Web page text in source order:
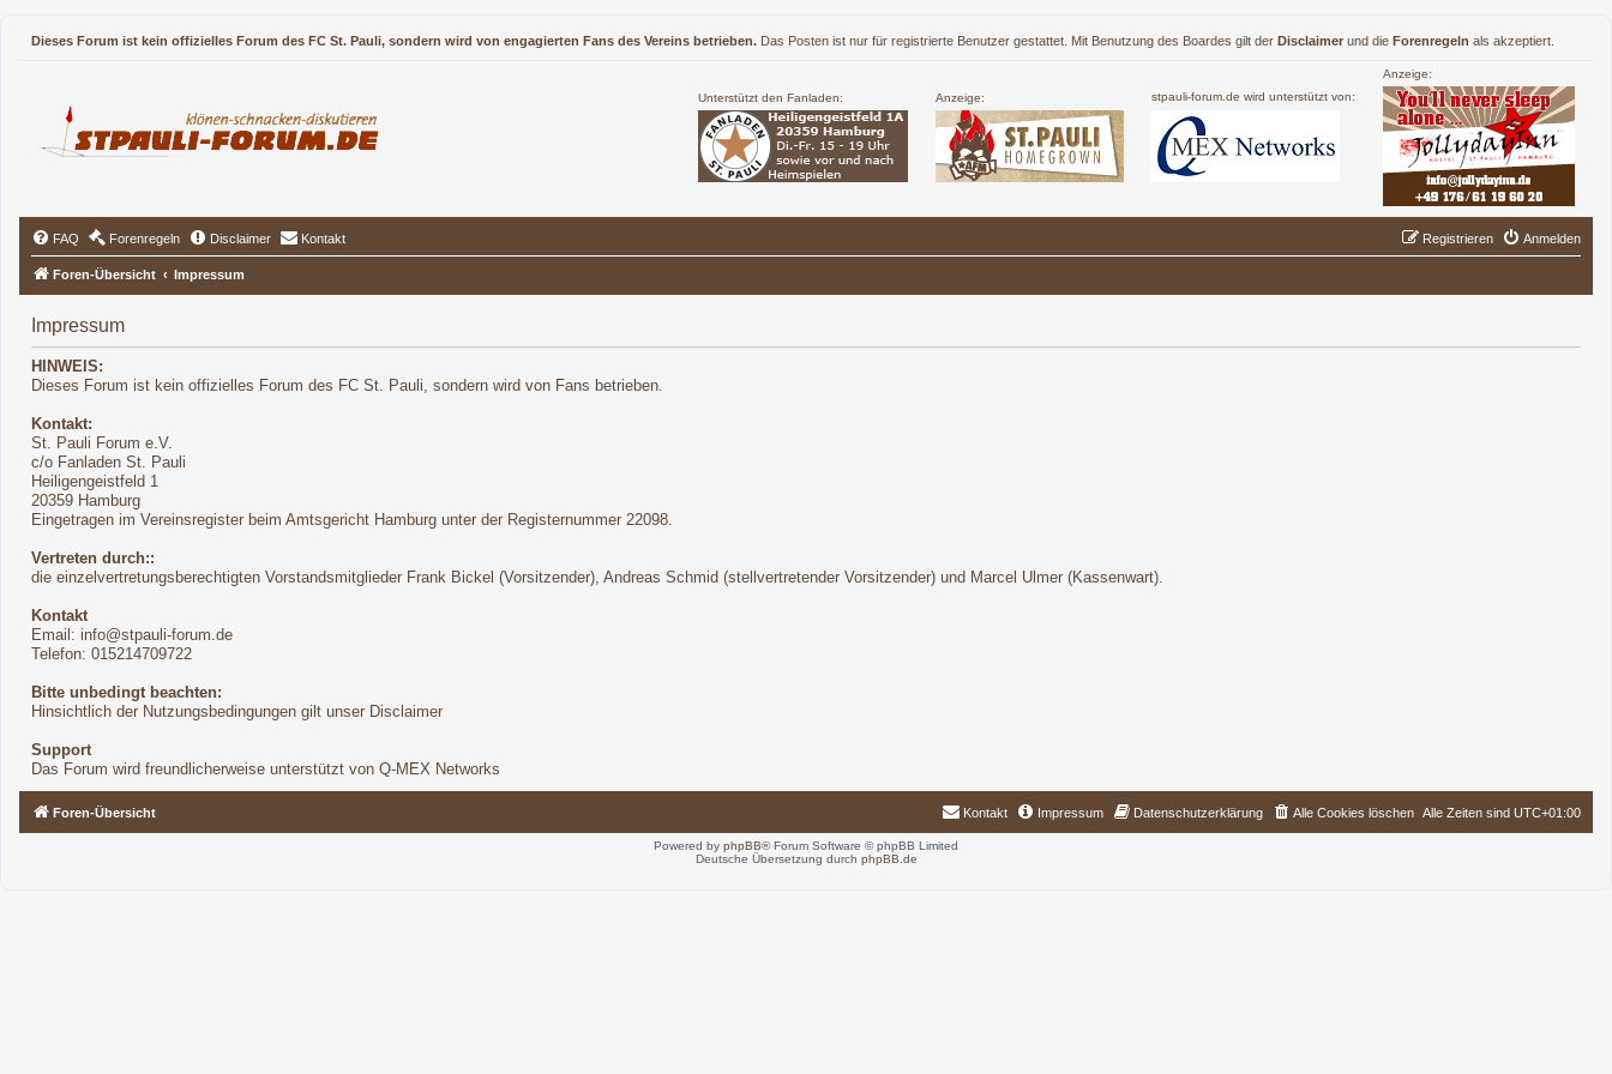
Dieses Forum ist kein offizielles Forum des FC St. Pauli, sondern wird von engagierten Fans des Vereins betrieben. Das Posten ist nur für registrierte Benutzer gestattet. Mit Benutzung des Boardes gilt der Disclaimer und die Forenregeln als akzeptiert.
Unterstützt den Fanladen: Anzeige: stpauli-forum.de wird unterstützt von:
Anzeige:
FAQ Forenregeln Disclaimer Kontakt Anmelden
Registrieren
Foren-Übersicht Impressum
Impressum
HINWEIS:
Dieses Forum ist kein offizielles Forum des FC St. Pauli, sondern wird von Fans betrieben.
Kontakt:
St. Pauli Forum e.V.
c/o Fanladen St. Pauli
Heiligengeistfeld 1
20359 Hamburg
Eingetragen im Vereinsregister beim Amtsgericht Hamburg unter der Registernummer 22098.
Vertreten durch::
die einzelvertretungsberechtigten Vorstandsmitglieder Frank Bickel (Vorsitzender), Andreas Schmid (stellvertretender Vorsitzender) und Marcel Ulmer (Kassenwart).
Kontakt
Email: info@stpauli-forum.de
Telefon: 015214709722
Bitte unbedingt beachten:
Hinsichtlich der Nutzungsbedingungen gilt unser Disclaimer
Support
Das Forum wird freundlicherweise unterstützt von Q-MEX Networks
Foren-Übersicht Alle Zeiten sind UTC+01:00
Alle Cookies löschen
Datenschutzerklärung
Impressum
Kontakt
Powered by phpBB® Forum Software © phpBB Limited
Deutsche Übersetzung durch phpBB.de